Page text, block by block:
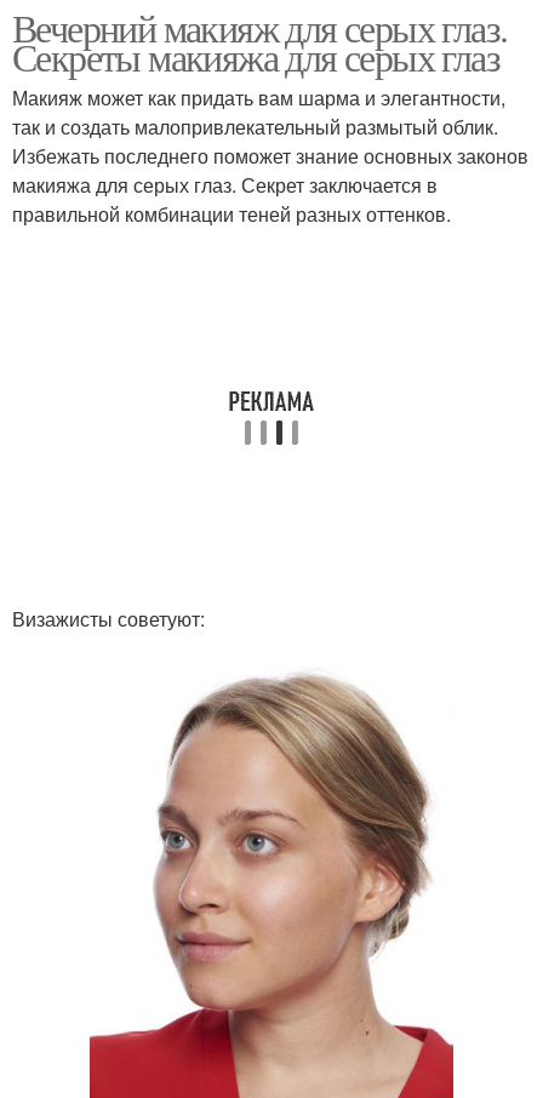
Вечерний макияж для серых глаз.
Секреты макияжа для серых глаз
Макияж может как придать вам шарма и элегантности,
так и создать малопривлекательный размытый облик.
Избежать последнего поможет знание основных законов
макияжа для серых глаз. Секрет заключается в
правильной комбинации теней разных оттенков.
Визажисты советуют: